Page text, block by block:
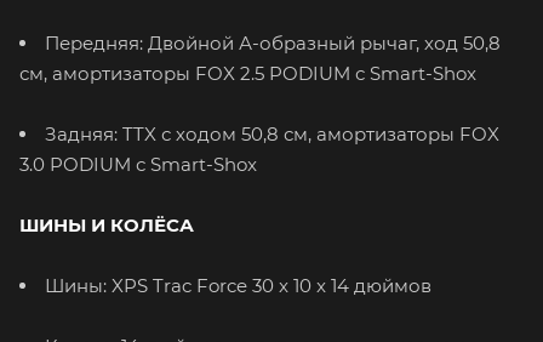
Передняя: Двойной А-образный рычаг, ход 50,8
см, амортизаторы FOX 2.5 PODIUM с Smart-Shox
Задняя: TTX с ходом 50,8 см, амортизаторы FOX
3.0 PODIUM с Smart-Shox
ШИНЫ И КОЛЁСА
Шины: XPS Trac Force 30 x 10 x 14 дюймов